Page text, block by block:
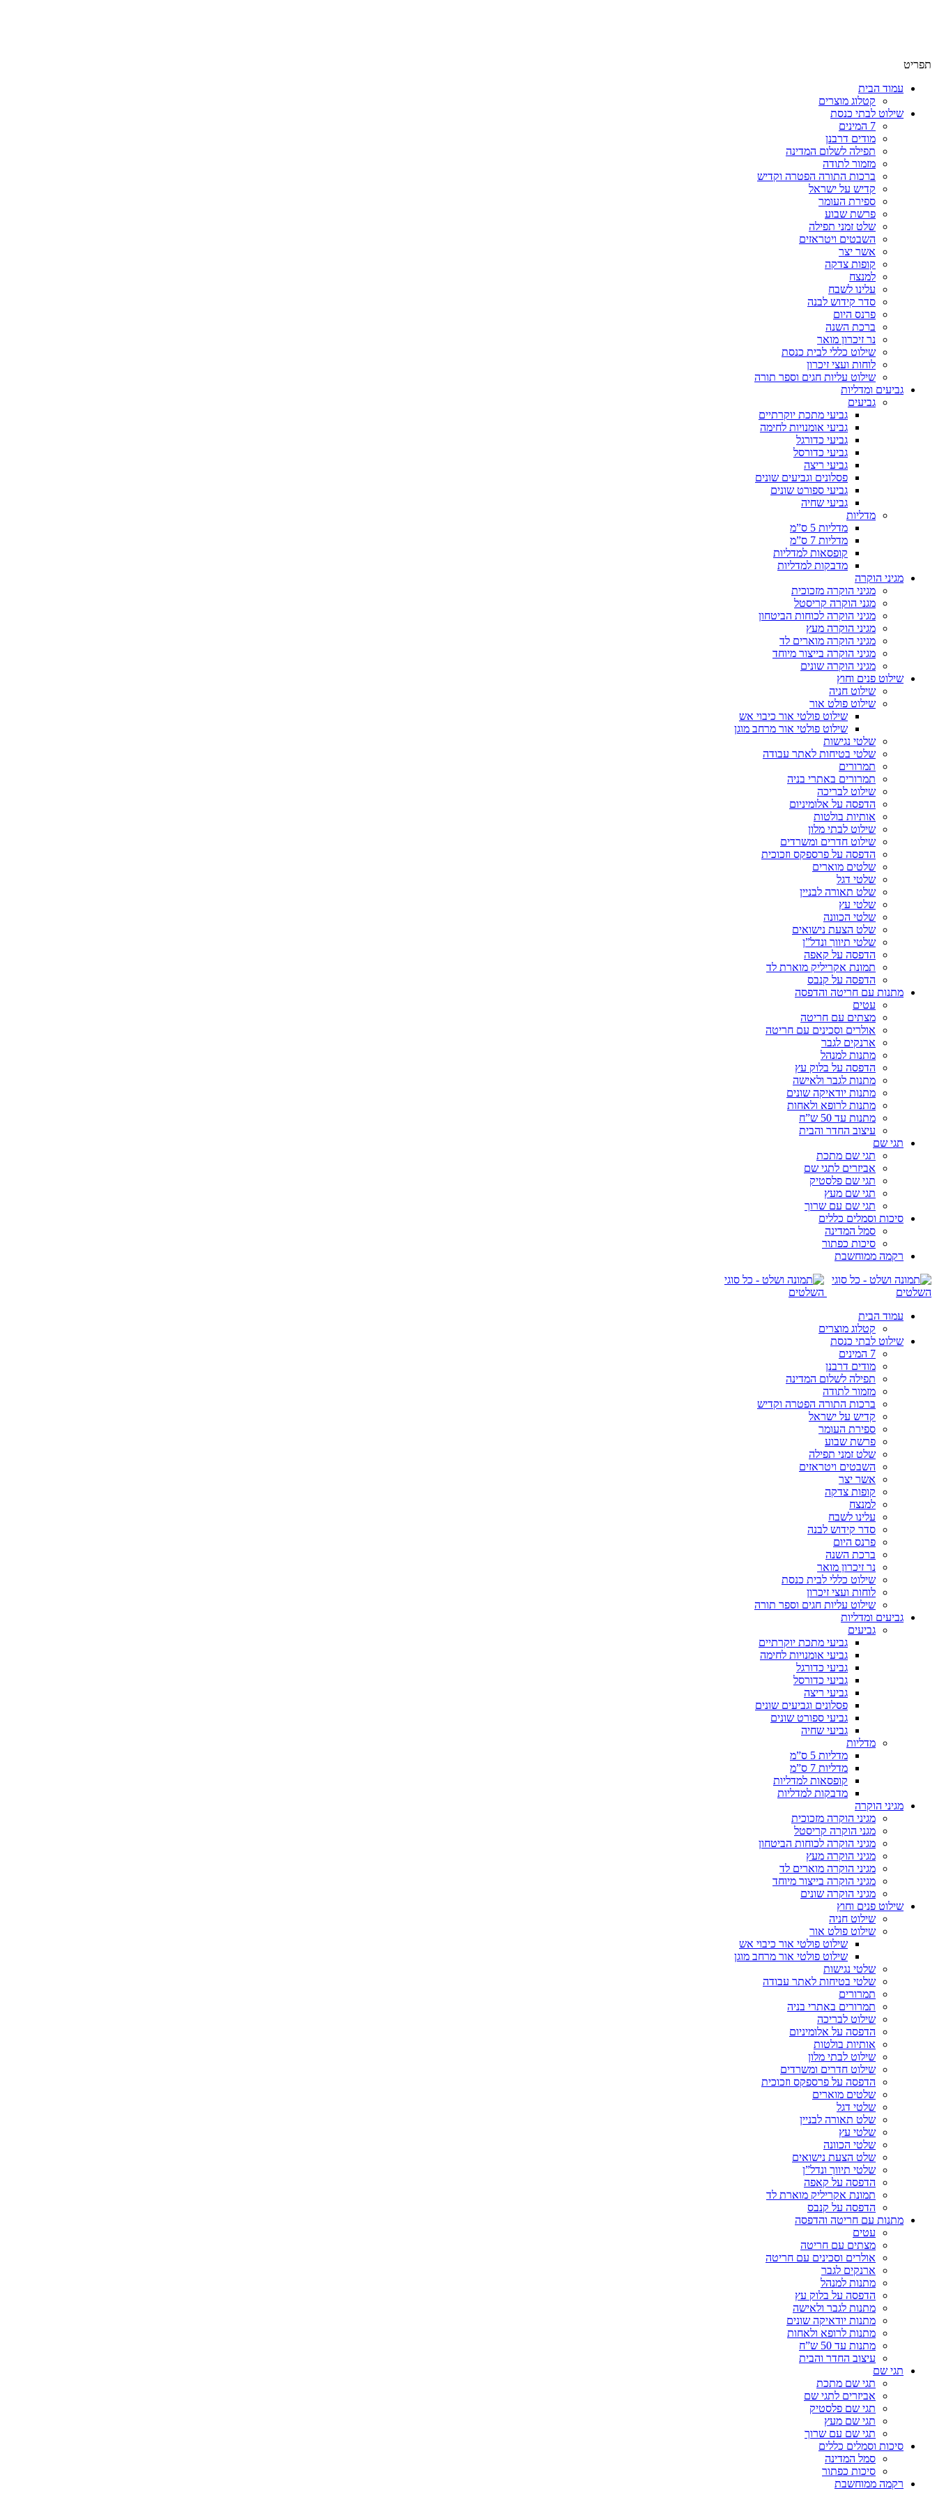
תפריט
עמוד הבית
קטלוג מוצרים
שילוט לבתי כנסת
7 המינים
מודים דרבנן
תפילה לשלום המדינה
מזמור לתודה
ברכות התורה הפטרה וקדיש
קדיש על ישראל
ספירת העומר
פרשת שבוע
שלט זמני תפילה
השבטים ויטראזים
אשר יצר
קופות צדקה
למנצח
עלינו לשבח
סדר קידוש לבנה
פרנס היום
ברכת השנה
נר זיכרון מואר
שילוט כללי לבית כנסת
לוחות ועצי זיכרון
שילוט עליות חגים וספר תורה
גביעים ומדליות
גביעים
גביעי מתכת יוקרתיים
גביעי אומנויות לחימה
גביעי כדורגל
גביעי כדורסל
גביעי ריצה
פסלונים וגביעים שונים
גביעי ספורט שונים
גביעי שחיה
מדליות
מדליות 5 ס”מ
מדליות 7 ס”מ
קופסאות למדליות
מדבקות למדליות
מגיני הוקרה
מגיני הוקרה מזכוכית
מגני הוקרה קריסטל
מגיני הוקרה לכוחות הביטחון
מגיני הוקרה מעץ
מגיני הוקרה מוארים לד
מגיני הוקרה בייצור מיוחד
מגיני הוקרה שונים
שילוט פנים וחוץ
שילוט חניה
שילוט פולט אור
שילוט פולטי אור כיבוי אש
שילוט פולטי אור מרחב מוגן
שלטי נגישות
שלטי בטיחות לאתר עבודה
תמרורים
תמרורים באתרי בניה
שילוט לבריכה
הדפסה על אלומיניום
אותיות בולטות
שילוט לבתי מלון
שילוט חדרים ומשרדים
הדפסה על פרספקס וזכוכית
שלטים מוארים
שלטי דגל
שלט תאורה לבניין
שלטי עץ
שלטי הכוונה
שלט הצעת נישואים
שלטי תיווך ונדל”ן
הדפסה על קאפה
תמונת אקריליק מוארת לד
הדפסה על קנבס
מתנות עם חריטה והדפסה
עטים
מצתים עם חריטה
אולרים וסכינים עם חריטה
ארנקים לגבר
מתנות למנהל
הדפסה על בלוק עץ
מתנות לגבר ולאישה
מתנות יודאיקה שונים
מתנות לרופא ולאחות
מתנות עד 50 ש”ח
עיצוב החדר והבית
תגי שם
תגי שם מתכת
אביזרים לתגי שם
תגי שם פלסטיק
תגי שם מעץ
תגי שם עם שרוך
סיכות וסמלים כללים
סמל המדינה
סיכות כפתור
רקמה ממוחשבת
עמוד הבית
קטלוג מוצרים
שילוט לבתי כנסת
7 המינים
מודים דרבנן
תפילה לשלום המדינה
מזמור לתודה
ברכות התורה הפטרה וקדיש
קדיש על ישראל
ספירת העומר
פרשת שבוע
שלט זמני תפילה
השבטים ויטראזים
אשר יצר
קופות צדקה
למנצח
עלינו לשבח
סדר קידוש לבנה
פרנס היום
ברכת השנה
נר זיכרון מואר
שילוט כללי לבית כנסת
לוחות ועצי זיכרון
שילוט עליות חגים וספר תורה
גביעים ומדליות
גביעים
גביעי מתכת יוקרתיים
גביעי אומנויות לחימה
גביעי כדורגל
גביעי כדורסל
גביעי ריצה
פסלונים וגביעים שונים
גביעי ספורט שונים
גביעי שחיה
מדליות
מדליות 5 ס”מ
מדליות 7 ס”מ
קופסאות למדליות
מדבקות למדליות
מגיני הוקרה
מגיני הוקרה מזכוכית
מגני הוקרה קריסטל
מגיני הוקרה לכוחות הביטחון
מגיני הוקרה מעץ
מגיני הוקרה מוארים לד
מגיני הוקרה בייצור מיוחד
מגיני הוקרה שונים
שילוט פנים וחוץ
שילוט חניה
שילוט פולט אור
שילוט פולטי אור כיבוי אש
שילוט פולטי אור מרחב מוגן
שלטי נגישות
שלטי בטיחות לאתר עבודה
תמרורים
תמרורים באתרי בניה
שילוט לבריכה
הדפסה על אלומיניום
אותיות בולטות
שילוט לבתי מלון
שילוט חדרים ומשרדים
הדפסה על פרספקס וזכוכית
שלטים מוארים
שלטי דגל
שלט תאורה לבניין
שלטי עץ
שלטי הכוונה
שלט הצעת נישואים
שלטי תיווך ונדל”ן
הדפסה על קאפה
תמונת אקריליק מוארת לד
הדפסה על קנבס
מתנות עם חריטה והדפסה
עטים
מצתים עם חריטה
אולרים וסכינים עם חריטה
ארנקים לגבר
מתנות למנהל
הדפסה על בלוק עץ
מתנות לגבר ולאישה
מתנות יודאיקה שונים
מתנות לרופא ולאחות
מתנות עד 50 ש”ח
עיצוב החדר והבית
תגי שם
תגי שם מתכת
אביזרים לתגי שם
תגי שם פלסטיק
תגי שם מעץ
תגי שם עם שרוך
סיכות וסמלים כללים
סמל המדינה
סיכות כפתור
רקמה ממוחשבת